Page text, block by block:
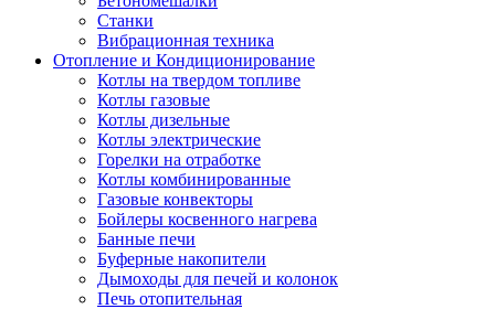
Станки
Вибрационная техника
Отопление и Кондиционирование
Котлы на твердом топливе
Котлы газовые
Котлы дизельные
Котлы электрические
Горелки на отработке
Котлы комбинированные
Газовые конвекторы
Бойлеры косвенного нагрева
Банные печи
Буферные накопители
Дымоходы для печей и колонок
Печь отопительная